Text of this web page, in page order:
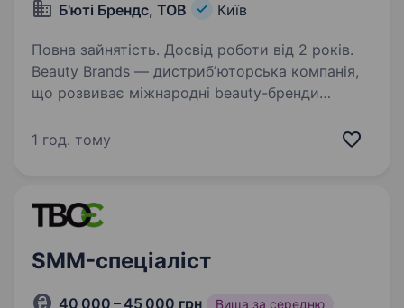
Б'юті Брендс, ТОВ Київ
Повна зайнятість. Досвід роботи від 2 років.
Beauty Brands — дистрибʼюторська компанія,
що розвиває міжнародні beauty-бренди
за представленість брендів, а й за те,
1 год. тому
SMM-спеціаліст
40 000 – 45 000 грн Вища за середню